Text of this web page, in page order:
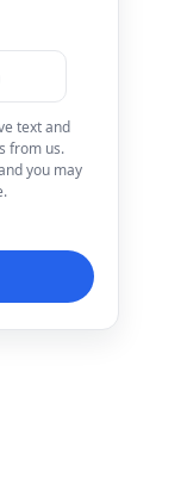
text and
from us.
you may